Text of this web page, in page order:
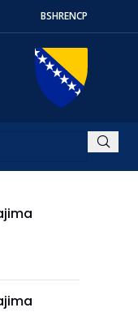
BSHRENСР